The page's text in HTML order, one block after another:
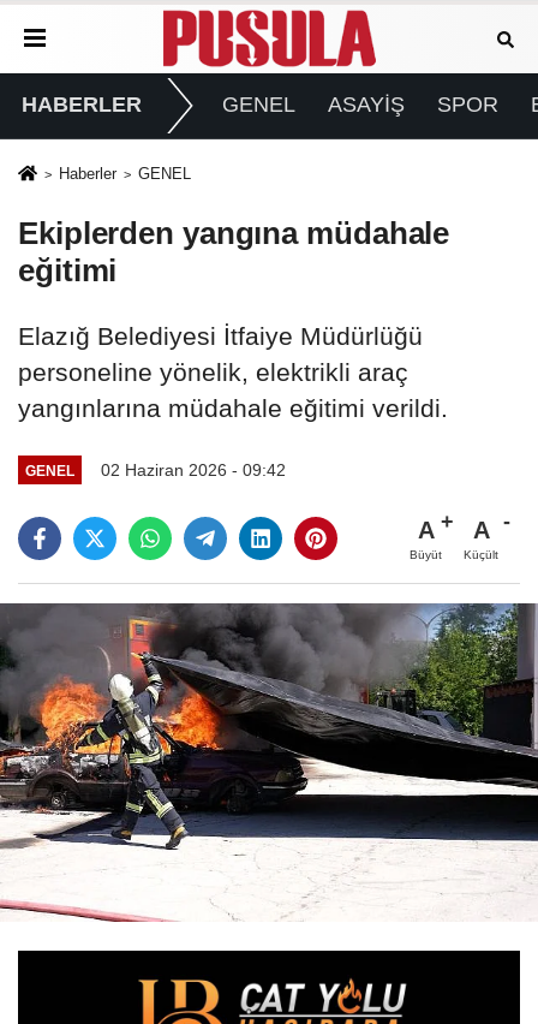
HABERLER GENEL ASAYİŞ SPOR
Haberler GENEL
Ekiplerden yangına müdahale
eğitimi
Elazığ Belediyesi İtfaiye Müdürlüğü
personeline yönelik, elektrikli araç
yangınlarına müdahale eğitimi verildi.
GENEL 02 Haziran 2026 - 09:42
A
Büyüt
A
Küçült